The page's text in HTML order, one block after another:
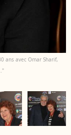
ans avec Omar Sharif,